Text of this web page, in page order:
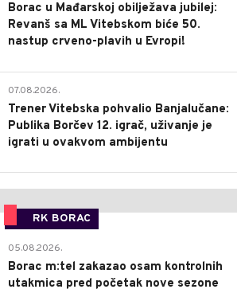
Borac u Mađarskoj obilježava jubilej:
Revanš sa ML Vitebskom biće 50.
nastup crveno-plavih u Evropi!
07.08.2026.
Trener Vitebska pohvalio Banjalučane:
Publika Borčev 12. igrač, uživanje je
igrati u ovakvom ambijentu
RK BORAC
05.08.2026.
Borac m:tel zakazao osam kontrolnih
utakmica pred početak nove sezone